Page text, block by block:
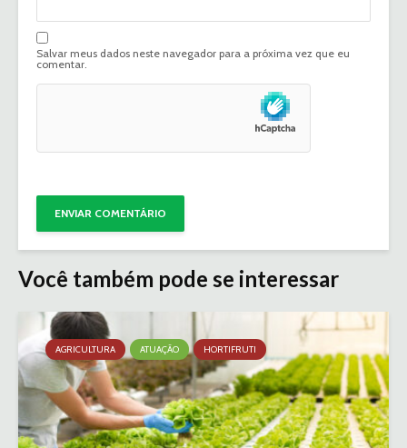
Salvar meus dados neste navegador para a próxima vez que eu
comentar.
Você também pode se interessar
AGRICULTURA ATUAÇÃO HORTIFRUTI